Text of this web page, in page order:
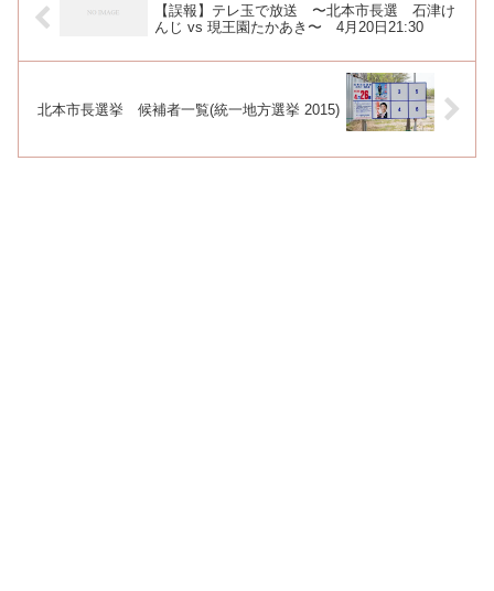
【誤報】テレ玉で放送 〜北本市長選 石津け
んじ vs 現王園たかあき〜 4月20日21:30
北本市長選挙 候補者一覧(統一地方選挙 2015)